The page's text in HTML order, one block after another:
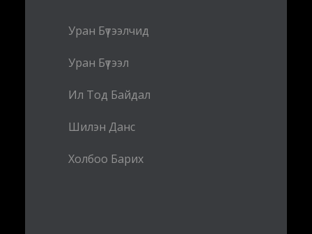
Уран Бүтээлчид
Уран Бүтээл
Ил Тод Байдал
Шилэн Данс
Холбоо Барих